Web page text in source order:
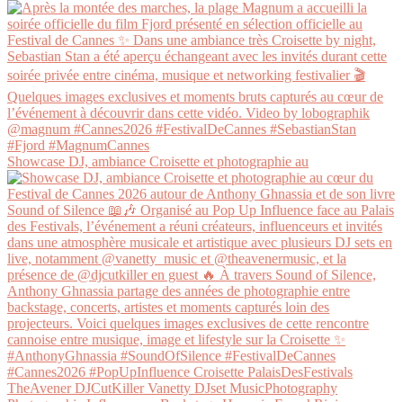
Showcase DJ, ambiance Croisette et photographie au